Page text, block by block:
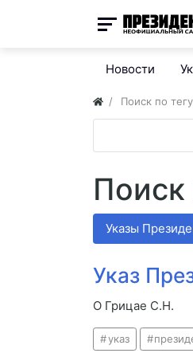
Новости
Поиск по
Поиск
Указы
Указ
О Грицае С.Н.
указ